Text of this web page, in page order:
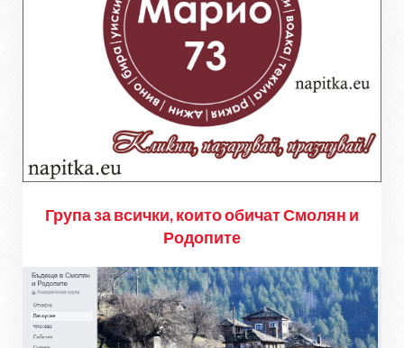
Група за всички, които обичат Смолян и
Родопите